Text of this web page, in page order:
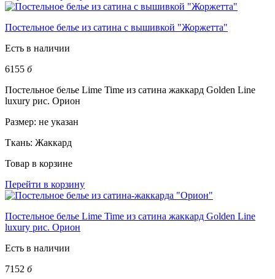
Постельное белье из сатина с вышивкой "Жоржетта"
Есть в наличии
6155 б
Постельное белье Lime Time из сатина жаккард Golden Line
luxury рис. Орион
Размер: не указан
Ткань: Жаккард
Товар в корзине
Перейти в корзину
Постельное белье Lime Time из сатина жаккард Golden Line
luxury рис. Орион
Есть в наличии
7152 б